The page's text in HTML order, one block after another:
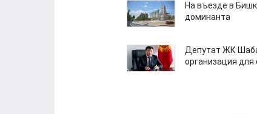
На въезде в
доминанта
Депутат ЖК
организация для